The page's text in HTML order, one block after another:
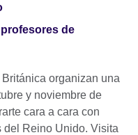
de
organizan una
y noviembre de
cara a cara con
del Reino Unido. Visita